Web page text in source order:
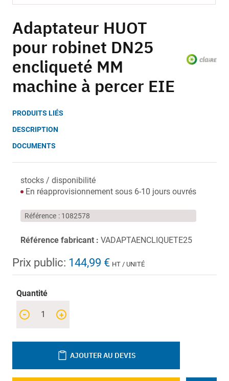
to
the
beginning
of
the
gallery
Adaptateur HUOT
pour robinet DN25
encliqueté MM
machine à percer EIE
PRODUITS LIÉS
DESCRIPTION
DOCUMENTS
stocks / disponibilité
En réapprovisionnement sous 6-10 jours ouvrés
Référence 1082578
Référence fabricant : VADAPTAENCLIQUETE25
Prix public: 144,99 € HT / UNITÉ
Quantité
+
-
AJOUTER AU DEVIS